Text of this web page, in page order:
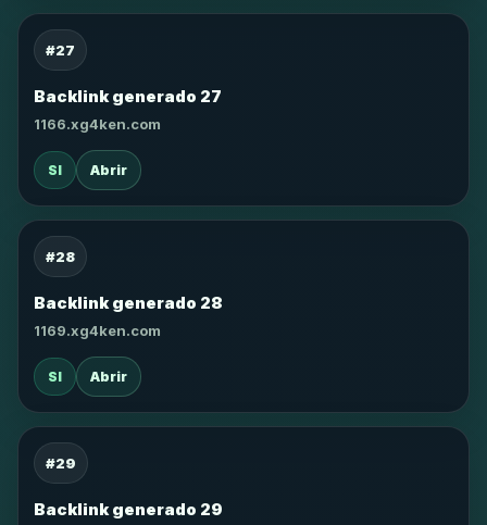
#27
Backlink generado 27
1166.xg4ken.com
SI Abrir
#28
Backlink generado 28
1169.xg4ken.com
SI Abrir
#29
Backlink generado 29